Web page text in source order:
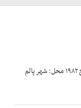
روایت‌کننده: آقای محمود فروغی تاریخ: ۷ مارچ ۱۹۸۲ محل: شهر پالم